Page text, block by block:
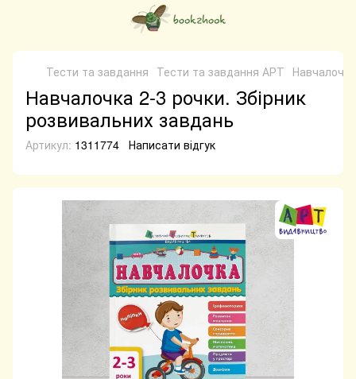
Тести та завдання Тести та завдання АРТ
Навчалочка 2-3 рочки. Збірник
розвивальних завдань
Артикул: 1311774 Написати відгук